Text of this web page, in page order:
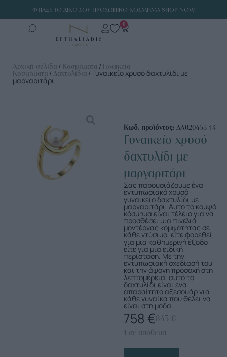
ΦΤΙΑΞΕ ΤΟ ΔΙΚΟ ΣΟΥ ΠΡΟΣΩΠΙΚΟ ΚΟΣΜΗΜΑ SHOP NOW
0
Αρχική σελίδα / Κοσμήματα / Γυναικεία
Κοσμήματα / Δαχτυλίδια / Γυναικείο χρυσό δαχτυλίδι με
μαργαριτάρι
Κωδ. προϊόντος: ΔΑ020453-14
Γυναικείο χρυσό
δαχτυλίδι με
μαργαριτάρι
Σας παρουσιάζουμε ένα
εντυπωσιακό χρυσό
γυναικείο δαχτυλίδι με
μαργαριτάρι. Αυτό το κομψό
κόσμημα είναι τέλειο για να
προσθέσει μια πινελιά
μοντέρνας κομψότητας σε
κάθε ντύσιμο, είτε φορεθεί
για μια καθημερινή έξοδο
είτε για μια ειδική
περίσταση. Με την
εντυπωσιακή σχεδίασή του
και την άψογη προσοχή στη
λεπτομέρεια, αυτό το
δαχτυλίδι είναι ένα
απαραίτητο αξεσουάρ για
κάθε γυναίκα που θέλει να
είναι στη μόδα.
843€
758 €
1 σε απόθεμα